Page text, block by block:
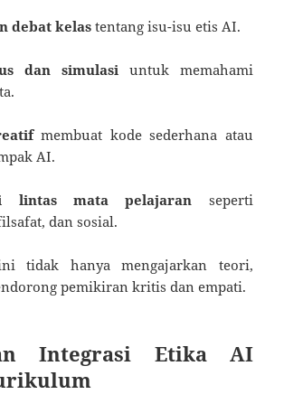
debat kelastentang isu-isu etis AI.
dan simulasiuntuk memahami
membuat kode sederhana atau
AI.
lintas mata pelajaran seperti
dan sosial.
tidak hanya mengajarkan teori,
pemikiran kritis dan empati.
Integrasi Etika AI